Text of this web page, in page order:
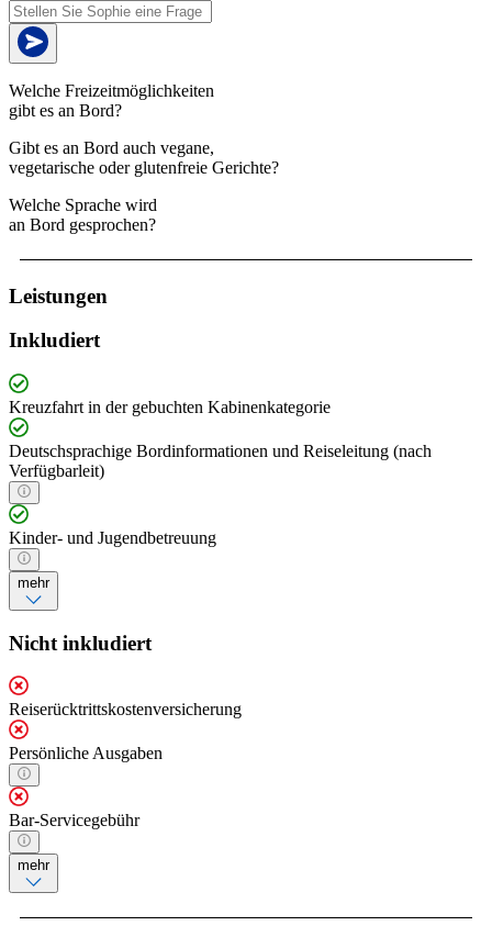
Welche Freizeitmöglichkeiten
gibt es an Bord?
Gibt es an Bord auch vegane,
vegetarische oder glutenfreie Gerichte?
Welche Sprache wird
an Bord gesprochen?
Leistungen
Inkludiert
Kreuzfahrt in der gebuchten Kabinenkategorie
Deutschsprachige Bordinformationen und Reiseleitung (nach
Verfügbarleit)
Kinder- und Jugendbetreuung
mehr
Nicht inkludiert
Reiserücktrittskostenversicherung
Persönliche Ausgaben
Bar-Servicegebühr
mehr